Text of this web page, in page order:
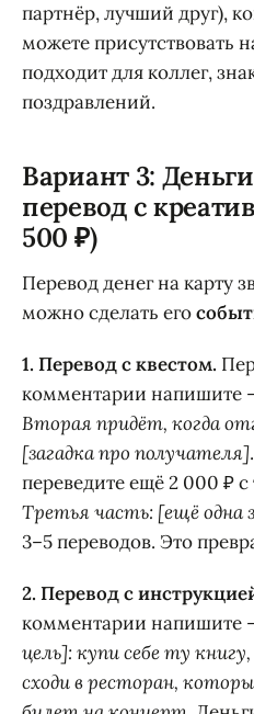
партнёр, лучший друг),
можете присутствовать
подходит для коллег,
поздравлений.
Вариант 3:
перевод с
500 ₽)
Перевод денег на карту
можно сделать его
1. Перевод с квестом.
комментарии напишите
Вторая придёт, когда
[загадка про получателя]
переведите ещё 2 000 ₽
Третья часть: [ещё одна
3–5 переводов. Это
2. Перевод с
комментарии напишите
цель]: купи себе ту
сходи в ресторан,